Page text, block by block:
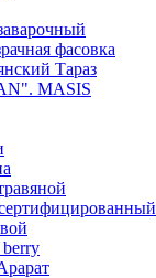
фасовка
Тараз
MASIS